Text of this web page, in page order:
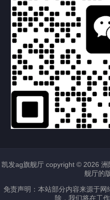
2024-05-11 525
2024-05-11 796
2024-05-11 740
2024-06-05 677
2024-05-11 639
2024-06-06 1015
凯发ag旗舰厅 copyright © 2026
舰厅的
免责声明：本站部分内容来源于
除，我们将在工